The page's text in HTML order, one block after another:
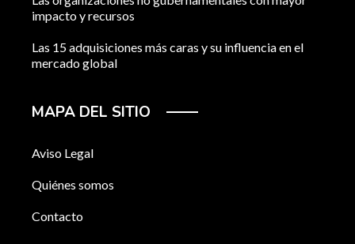
impacto y recursos
Las 15 adquisiciones más caras y su influencia en el
mercado global
MAPA DEL SITIO
Aviso Legal
Quiénes somos
Contacto